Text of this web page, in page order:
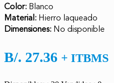
Color: Blanco
Material: Hierro laqueado
Dimensiones: No disponible
B/. 27.36 + ITBMS